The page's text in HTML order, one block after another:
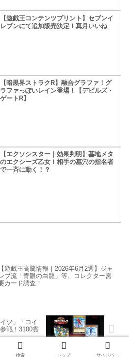
【遊戯王コンテンツプリント】セブンイ
レブンにて追加販売決定！真月いいね
【暗黒界ストラクR】融合グラファ！グ
ラファっぽいレイン登場！【デビルズ・
ゲートR】
【エクソシスター｜効果判明】墓地メタ
のエクシーズ乙女！相手の墓穴の指名者
で一斉に動く！？
【遊戯王高騰情報｜2026年6月2週】ジャ
プ流「青眼の白龍」等、コレクター需
カード調査！
ツ」「コイ
戦！3100貫
検索 トップ サイドバー